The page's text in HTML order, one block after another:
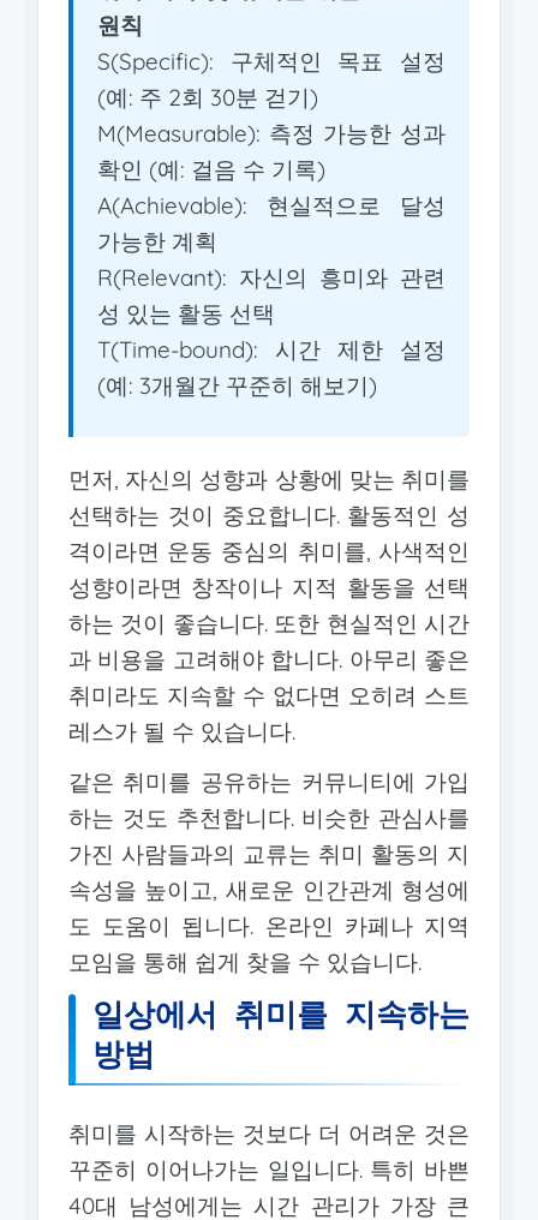
원칙
S(Specific): 구체적인 목표 설정
(예: 주 2회 30분 걷기)
M(Measurable): 측정 가능한 성과
확인 (예: 걸음 수 기록)
A(Achievable): 현실적으로 달성
가능한 계획
R(Relevant): 자신의 흥미와 관련
성 있는 활동 선택
T(Time-bound): 시간 제한 설정
(예: 3개월간 꾸준히 해보기)
먼저, 자신의 성향과 상황에 맞는 취미를
선택하는 것이 중요합니다. 활동적인 성
격이라면 운동 중심의 취미를, 사색적인
성향이라면 창작이나 지적 활동을 선택
하는 것이 좋습니다. 또한 현실적인 시간
과 비용을 고려해야 합니다. 아무리 좋은
취미라도 지속할 수 없다면 오히려 스트
레스가 될 수 있습니다.
같은 취미를 공유하는 커뮤니티에 가입
하는 것도 추천합니다. 비슷한 관심사를
가진 사람들과의 교류는 취미 활동의 지
속성을 높이고, 새로운 인간관계 형성에
도 도움이 됩니다. 온라인 카페나 지역
모임을 통해 쉽게 찾을 수 있습니다.
일상에서 취미를 지속하는
방법
취미를 시작하는 것보다 더 어려운 것은
꾸준히 이어나가는 일입니다. 특히 바쁜
40대 남성에게는 시간 관리가 가장 큰